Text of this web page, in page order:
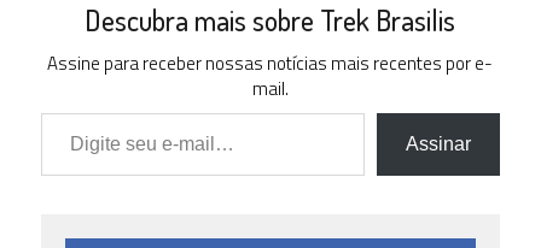
Descubra mais sobre Trek Brasilis
Assine para receber nossas notícias mais recentes por e-
mail.
Digite seu e-mail…
Assinar